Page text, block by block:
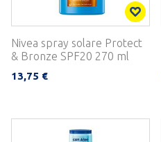
Nivea spray solare Protect
& Bronze SPF20 270 ml
13,75 €